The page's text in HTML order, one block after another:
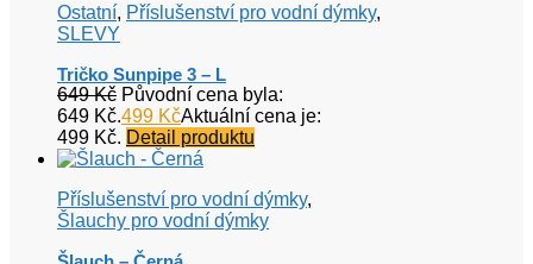
Ostatní, Příslušenství pro vodní dýmky,
SLEVY
Tričko Sunpipe 3 – L
649Kč Původní cena byla:
649 Kč.499 KčAktuální cena je:
499 Kč. Detail produktu
Příslušenství pro vodní dýmky,
Šlauchy pro vodní dýmky